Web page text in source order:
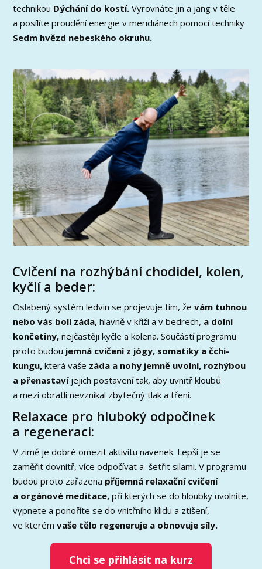
technikou Dýchání do kostí. Vyrovnáte jin a jang v těle
a posílíte proudění energie v meridiánech pomocí techniky
Sedm hvězd nebeského okruhu.
Cvičení na rozhýbání chodidel, kolen,
kyčlí a beder:
Oslabený systém ledvin se projevuje tím, ževám tuhnou
nebo vás bolí záda, hlavně v kříži a v bedrech, a dolní
končetiny, nejčastěji kyčle a kolena. Součástí programu
proto budou jemná cvičení z jógy, somatiky a čchi-
kungu, která vaše záda a nohy jemně uvolní, rozhýbou
a přenastavíjejich postavení tak, aby uvnitř kloubů
a mezi obratli nevznikal zbytečný tlak a tření.
Relaxace pro hluboký odpočinek
a regeneraci:
V zimě je dobré omezit aktivitu navenek. Lepší je se
zaměřit dovnitř, více odpočívat a šetřit silami. V programu
budou proto zařazena příjemná relaxační cvičení
a orgánové meditace,při kterých se do hloubky uvolníte,
vypnete a ponoříte se do vnitřního klidu a ztišení,
ve kterémvaše tělo regeneruje a obnovuje síly.
Chci se přihlásit na kurz